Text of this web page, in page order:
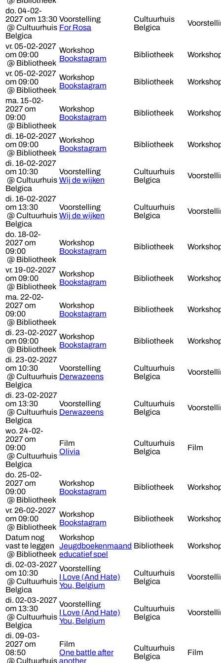
do. 04-02-
2027 om 13:30
@ Cultuurhuis
Belgica
Voorstelling
For Rosa
Cultuurhuis
Belgica
vr. 05-02-2027
om 09:00
@ Bibliotheek
Workshop
Bookstagram
Bibliotheek
vr. 05-02-2027
om 09:00
@ Bibliotheek
Workshop
Bookstagram
Bibliotheek
ma. 15-02-
2027 om
09:00
@ Bibliotheek
Workshop
Bookstagram
Bibliotheek
di. 16-02-2027
om 09:00
@ Bibliotheek
Workshop
Bookstagram
Bibliotheek
di. 16-02-2027
om 10:30
@ Cultuurhuis
Belgica
Voorstelling
Wij de wijken
Cultuurhuis
Belgica
di. 16-02-2027
om 13:30
@ Cultuurhuis
Belgica
Voorstelling
Wij de wijken
Cultuurhuis
Belgica
do. 18-02-
2027 om
09:00
@ Bibliotheek
Workshop
Bookstagram
Bibliotheek
vr. 19-02-2027
om 09:00
@ Bibliotheek
Workshop
Bookstagram
Bibliotheek
ma. 22-02-
2027 om
09:00
@ Bibliotheek
Workshop
Bookstagram
Bibliotheek
di. 23-02-2027
om 09:00
@ Bibliotheek
Workshop
Bookstagram
Bibliotheek
di. 23-02-2027
om 10:30
@ Cultuurhuis
Belgica
Voorstelling
Derwazeens
Cultuurhuis
Belgica
di. 23-02-2027
om 13:30
@ Cultuurhuis
Belgica
Voorstelling
Derwazeens
Cultuurhuis
Belgica
wo. 24-02-
2027 om
09:00
@ Cultuurhuis
Belgica
Film
Olivia
Cultuurhuis
Belgica
Film
do. 25-02-
2027 om
09:00
@ Bibliotheek
Workshop
Bookstagram
Bibliotheek
vr. 26-02-2027
om 09:00
@ Bibliotheek
Workshop
Bookstagram
Bibliotheek
Datum nog
vast te leggen
@ Bibliotheek
Workshop
Jeugdboekenmaand
educatief spel
Bibliotheek
di. 02-03-2027
om 10:30
@ Cultuurhuis
Belgica
Voorstelling
I Love (And Hate)
You, Belgium
Cultuurhuis
Belgica
di. 02-03-2027
om 13:30
@ Cultuurhuis
Belgica
Voorstelling
I Love (And Hate)
You, Belgium
Cultuurhuis
Belgica
di. 09-03-
2027 om
08:50
@ Cultuurhuis
Film
One battle after
another
Cultuurhuis
Belgica
Film